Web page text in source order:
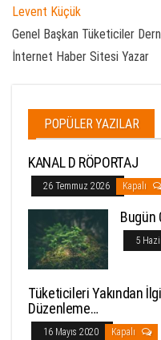
Levent Küçük
Genel Başkan Tüketiciler
İnternet Haber Sitesi Yazar
POPÜLER YAZILAR
KANAL D RÖPORTAJ
26 Temmuz 2026 Kapalı
Bugün
5
Tüketicileri Yakından
Düzenleme…
16 Mayıs 2020 Kapalı